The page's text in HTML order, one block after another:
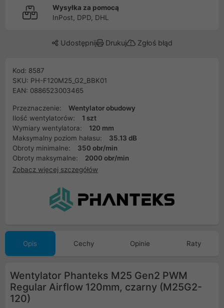
Wysyłka za pomocą
InPost, DPD, DHL
Udostępnij Drukuj Zgłoś błąd
Kod: 8587
SKU: PH-F120M25_G2_BBK01
EAN: 0886523003465
Przeznaczenie:
Wentylator obudowy
Ilość wentylatorów:
1 szt
Wymiary wentylatora:
120 mm
Maksymalny poziom hałasu:
35.13 dB
Obroty minimalne:
350 obr/min
Obroty maksymalne:
2000 obr/min
Zobacz więcej szczegółów
Opis Cechy Opinie Raty
Wentylator Phanteks M25 Gen2 PWM
Regular Airflow 120mm, czarny (M25G2-
120)